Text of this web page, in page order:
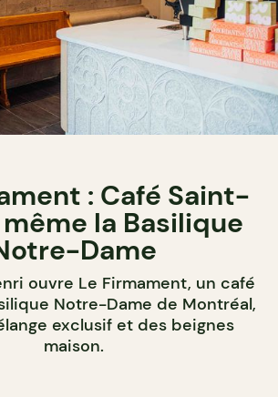
: Café Saint-
la Basilique
Dame
ouvre Le Firmament, un café
Notre-Dame de Montréal,
exclusif et des beignes
maison.